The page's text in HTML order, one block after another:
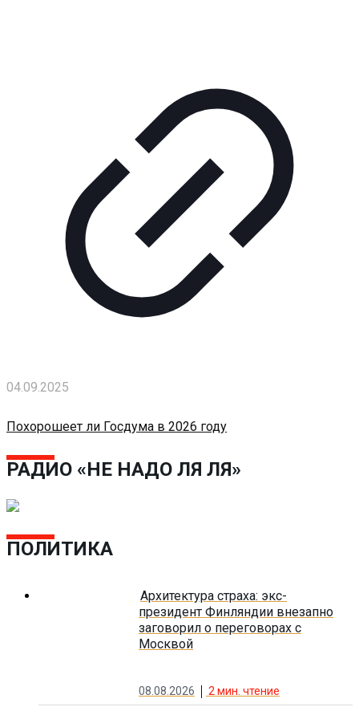
04.09.2025
Похорошеет ли Госдума в 2026 году
РАДИО «НЕ НАДО ЛЯ ЛЯ»
ПОЛИТИКА
Архитектура страха: экс-
президент Финляндии внезапно
заговорил о переговорах с
Москвой
08.08.2026 2 мин. чтение